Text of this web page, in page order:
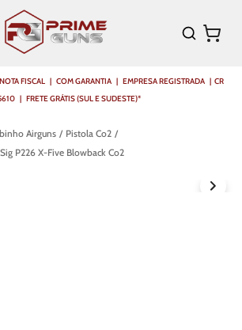
FISCAL | COM GARANTIA | EMPRESA REGISTRADA | CR
| FRETE GRÁTIS (SUL E SUDESTE)*
Airguns
Pistola Co2
P226 X-Five Blowback Co2